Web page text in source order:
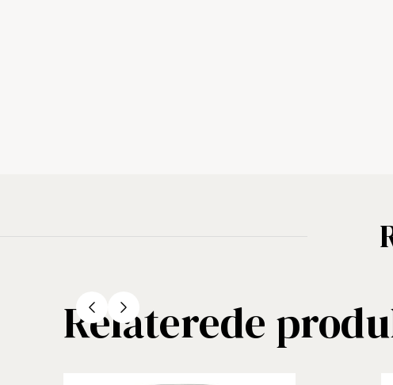
Relaterede